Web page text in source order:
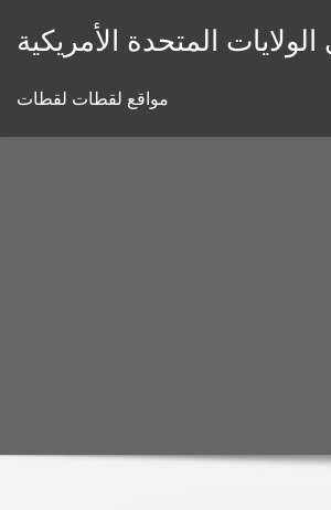
المتحدة الأمريكية
مواقع لقطات لقطات